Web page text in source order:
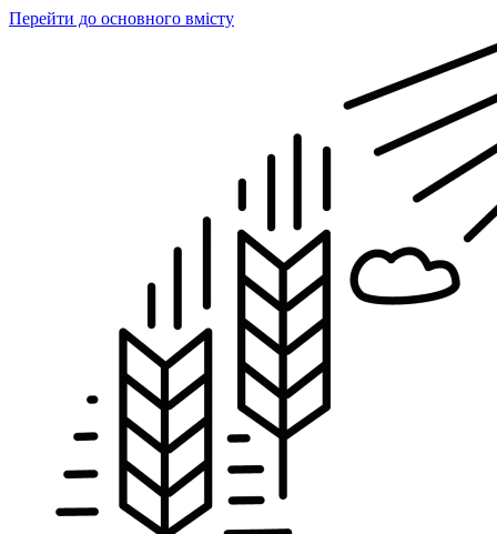
Перейти до основного вмісту